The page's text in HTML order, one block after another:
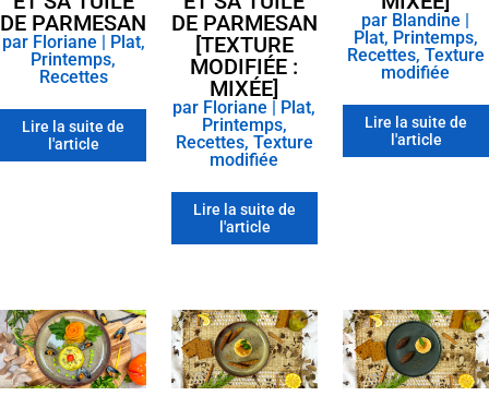
DE PARMESAN
par Floriane | Plat,
Printemps,
Recettes
Lire la suite de
l'article
DE PARMESAN
[TEXTURE
MODIFIÉE :
MIXÉE]
par Floriane | Plat,
Printemps,
Recettes, Texture
modifiée
Lire la suite de
l'article
par Blandine |
Plat, Printemps,
Recettes, Texture
modifiée
Lire la suite de
l'article